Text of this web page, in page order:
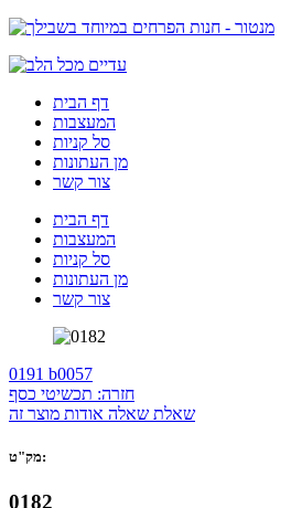
דף הבית
המעצבות
סל קניות
מן העתונות
צור קשר
דף הבית
המעצבות
סל קניות
מן העתונות
צור קשר
0191 b0057
חזרה: תכשיטי כסף
שאלת שאלה אודות מוצר זה
מק"ט:
0182